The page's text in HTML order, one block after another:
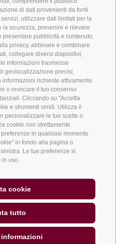
di dati provenienti da fonti
utilizzare dati limitati per la
sicurezza, prevenire e rilevare
presentare pubblicità e contenuto,
privacy, abbinare e combinare
collegare diversi dispositivi,
informazioni trasmesse
geolocalizzazione precisi,
richieste attivamente.
o revocare il tuo consenso
Cliccando su "Accetta
e strumenti simili. Utilizza il
personalizzare le tue scelte o
cookie non strettamente
in qualsiasi momento
in fondo alla pagina o
Le tue preferenze si
in uso.
cookie
tutto
ONLINE
alloggi